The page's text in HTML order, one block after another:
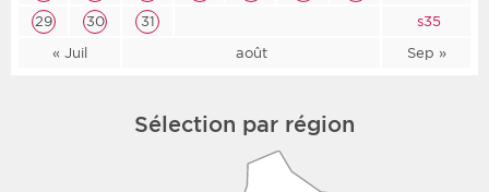
« Juil août Sep »
29
30 31 s35
Sélection par région